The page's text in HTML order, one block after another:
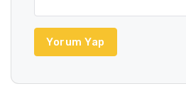
Yorum Yap